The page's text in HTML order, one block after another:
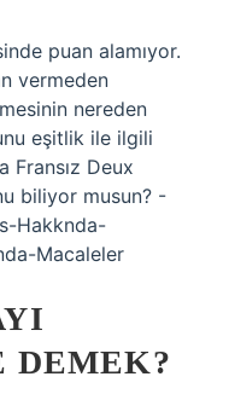
puan alamıyor.
vermeden
nereden
eşitlik ile ilgili
Fransız Deux
biliyor musun? -
Hakknda-
Macaleler
DEMEK?